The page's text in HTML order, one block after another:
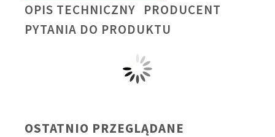
OPIS TECHNICZNY PRODUCENT
PYTANIA DO PRODUKTU
OSTATNIO PRZEGLĄDANE